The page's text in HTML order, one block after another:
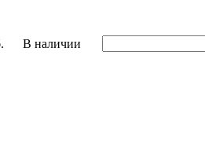
В наличии